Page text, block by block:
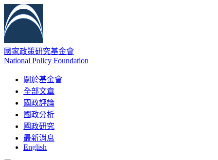
國家政策研究基金會
National Policy Foundation
關於基金會
全部文章
國政評論
國政分析
國政研究
最新消息
English